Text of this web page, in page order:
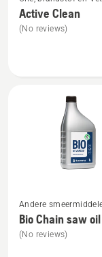
details
over
Active Clean
(No reviews)
meer
details
over
Andere
oliën
Bio Chain saw oil
(No reviews)